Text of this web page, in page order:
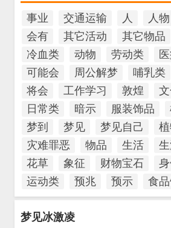
事业 交通运输 人 人物
会有
其它活动 其它物品
冷血类
动物 劳动类
可能会
周公解梦 哺乳类
将会
工作学习 敦煌
日常类
暗示 服装饰品
梦到
梦见 梦见自己
灾难罪恶
物品 生活
花草
象征 财物宝石
运动类
预兆 预示 食
梦见冰激凌